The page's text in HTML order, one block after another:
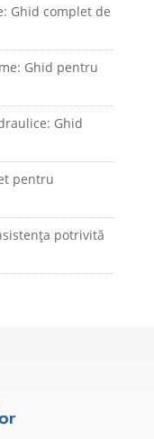
Ghid complet de
Ghid pentru
Ghid
pentru
potrivită